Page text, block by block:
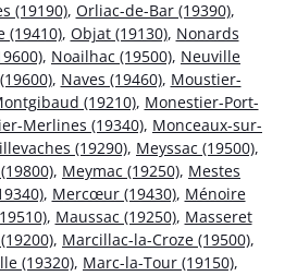
(19190), Orliac-de-Bar (19390),
(19410), Objat (19130), Nonards
, Noailhac (19500), Neuville
, Naves (19460), Moustier-
(19210), Monestier-Port-
Merlines (19340), Monceaux-sur-
(19290), Meyssac (19500),
, Meymac (19250), Mestes
, Mercœur (19430), Ménoire
, Maussac (19250), Masseret
, Marcillac-la-Croze (19500),
(19320), Marc-la-Tour (19150),